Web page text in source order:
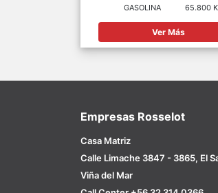
GASOLINA
65.800
Ver Más
Empresas Rosselot
Casa Matriz
Calle Limache 3847 - 3865, El
Viña del Mar